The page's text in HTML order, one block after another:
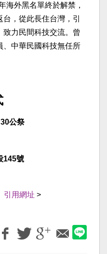
海外黑名單終於解禁，
，從此長住台灣，引
致力民間科技交流。曾
、中華民國科技無任所
公祭
145號
引用網址 >